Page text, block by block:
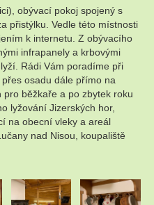
obývací pokoj spojený s
přistýlku. Vedle této místnosti
k internetu. Z obývacího
infrapanely a krbovými
Rádi Vám poradíme při
osadu dále přímo na
běžkaře a po zbytek roku
lyžování Jizerských hor,
na obecní vleky a areál
nad Nisou, koupaliště